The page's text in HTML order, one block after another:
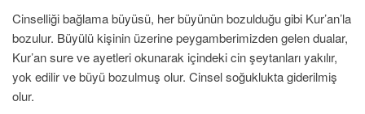
Cinselliği bağlama büyüsü, her büyünün bozulduğu gibi Kur’an’la
bozulur. Büyülü kişinin üzerine peygamberimizden gelen dualar,
Kur’an sure ve ayetleri okunarak içindeki cin şeytanları yakılır,
yok edilir ve büyü bozulmuş olur. Cinsel soğuklukta giderilmiş
olur.